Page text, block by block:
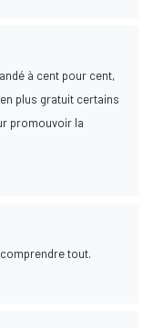
à cent pour cent,
plus gratuit certains
promouvoir la
tout.